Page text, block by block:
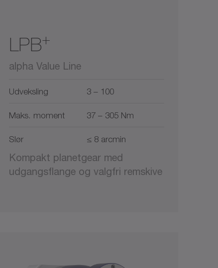
LPB+
alpha Value Line
Udveksling 3 – 100
Maks. moment 37 – 305 Nm
Slør ≤ 8 arcmin
Kompakt planetgear med
udgangsflange og valgfri remskive